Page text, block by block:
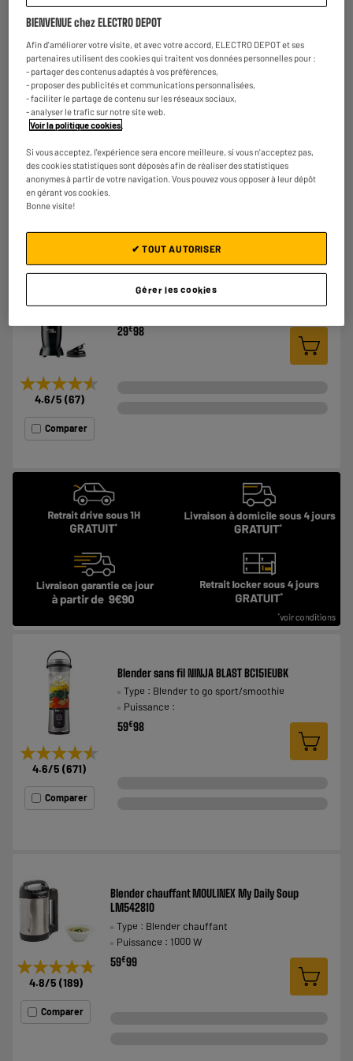
BY ELECTRODEPOT
★★★★★
★★★★★
4.5/5(96)
Comparer
Blender à haute vitesse COSYLIFE CL-BL1015SM
1000W + gourde nomade
Type : Blender haute vitesse
Puissance : 1000 W
49 98
★★★★★
★★★★★
4.6/5 (67)
Comparer
Blender NUTRIBULLET MAGIC BULLET MBR04B
Type : Blender to go sport/smoothie
29€98
★★★★★
★★★★★
4.6/5 (671)
Comparer
Blender sans fil NINJA BLAST BC151EUBK
Type : Blender to go sport/smoothie
Puissance :
59€98
★★★★★
★★★★★
4.8/5 (189)
Comparer
Blender chauffant MOULINEX My Daily Soup
LM542810
Type : Blender chauffant
Puissance : 1000 W
59€99
BIENVENUE chez ELECTRO DEPOT
Afin d'améliorer votre visite, et avec votre accord, ELECTRO DEPOT et ses
partenaires utilisent des cookies qui traitent vos données personnelles pour :
- partager des contenus adaptés à vos préférences,
- proposer des publicités et communications personnalisées,
- faciliter le partage de contenu sur les réseaux sociaux,
- analyser le trafic sur notre site web.
Voir la politique cookies
Si vous acceptez, l'expérience sera encore meilleure, si vous n'acceptez pas,
des cookies statistiques sont déposés afin de réaliser des statistiques
anonymes à partir de votre navigation. Vous pouvez vous opposer à leur dépôt
en gérant vos cookies.
Bonne visite!
Gérer les cookies
✔ TOUT AUTORISER